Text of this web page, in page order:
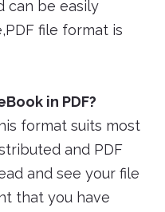
can be easily
file format is
in PDF?
format suits most
and PDF
and see your file
that you have